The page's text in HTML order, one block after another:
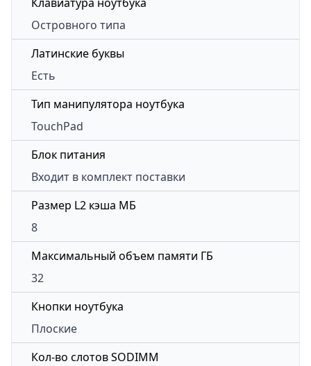
Островного типа
Латинские буквы
Есть
Тип манипулятора ноутбука
TouchPad
Блок питания
Входит в комплект поставки
Размер L2 кэша МБ
8
Максимальный объем памяти ГБ
32
Кнопки ноутбука
Плоские
Кол-во слотов SODIMM